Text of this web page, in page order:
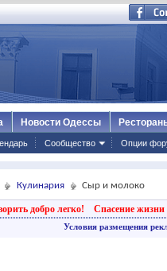
Сообщество Опции
Новости Одессы
Кулинария Сыр и молоко
добро легко! Спасение жизни
Условия размещения